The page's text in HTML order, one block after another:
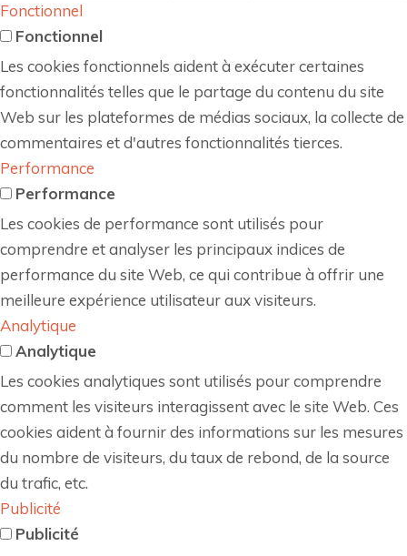
Fonctionnel
Fonctionnel
Les cookies fonctionnels aident à exécuter certaines
fonctionnalités telles que le partage du contenu du site
Web sur les plateformes de médias sociaux, la collecte de
commentaires et d'autres fonctionnalités tierces.
Performance
Performance
Les cookies de performance sont utilisés pour
comprendre et analyser les principaux indices de
performance du site Web, ce qui contribue à offrir une
meilleure expérience utilisateur aux visiteurs.
Analytique
Analytique
Les cookies analytiques sont utilisés pour comprendre
comment les visiteurs interagissent avec le site Web. Ces
cookies aident à fournir des informations sur les mesures
du nombre de visiteurs, du taux de rebond, de la source
du trafic, etc.
Publicité
Publicité